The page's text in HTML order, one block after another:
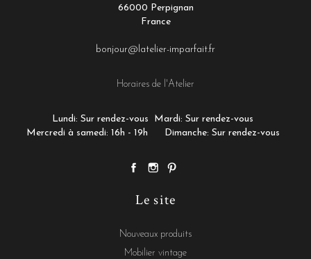
66000 Perpignan
France
bonjour@latelier-imparfait.fr
Horaires de l'Atelier
Lundi: Sur rendez-vous
Mardi: Sur rendez-vous
Mercredi à samedi: 16h - 19h
Dimanche: Sur rendez-vous
Le site
Nouveaux produits
Mobilier vintage